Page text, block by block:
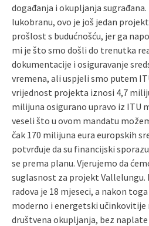
događanja i okupljanja
lukobranu, ovo je još jedan
prošlost s budućnošću, jer ga
mi je što smo došli do trenutka
dokumentacije i osiguravanje
vremena, ali uspjeli smo putem
vrijednost projekta iznosi 4,7
milijuna osigurano upravo iz ITU
veseli što u ovom mandatu
čak 170 milijuna eura europskih
potvrđuje da su financijski
se prema planu. Vjerujemo da
suglasnost za projekt Vallelungu.
radova je 18 mjeseci, a nakon
moderno i energetski učinkovitije
društvena okupljanja, bez